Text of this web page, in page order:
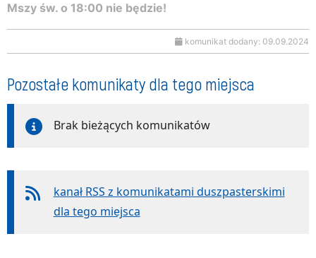
Mszy św. o 18:00 nie będzie!
komunikat dodany: 09.09.2024
Pozostałe komunikaty dla tego miejsca
Brak bieżących komunikatów
kanał RSS z komunikatami duszpasterskimi
dla tego miejsca